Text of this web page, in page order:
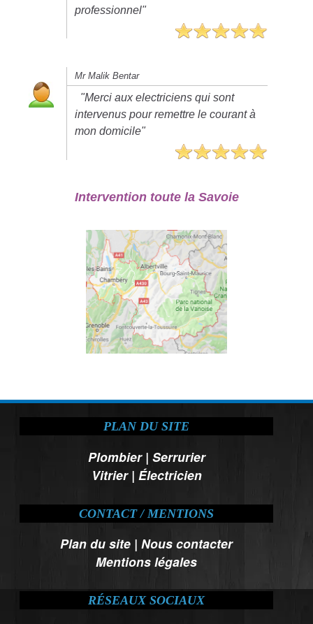
professionnel"
Mr Malik Bentar
"Merci aux electriciens qui sont
intervenus pour remettre le courant à
mon domicile"
Intervention toute la Savoie
PLAN DU SITE
Plombier| Serrurier
Vitrier| Électricien
CONTACT / MENTIONS
Plan du site |Nous contacter
Mentions légales
RÉSEAUX SOCIAUX